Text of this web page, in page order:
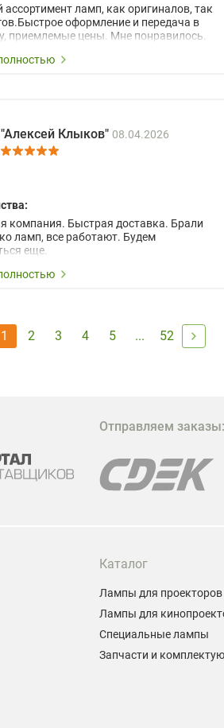
ассортимент ламп, как оригиналов, так
оформление и передача в
приемлемые цены. Мне понравилось.
"Алексей Клыков" 08.04.2026
компания. Быстрая доставка. Брали
ламп, все работают. Будем
еще.
1 2 3 4 5 ... 52
Отправляем заказы:
Каталог
Лампы для проекторов
Лампы для
Специальные лампы
Запчасти и